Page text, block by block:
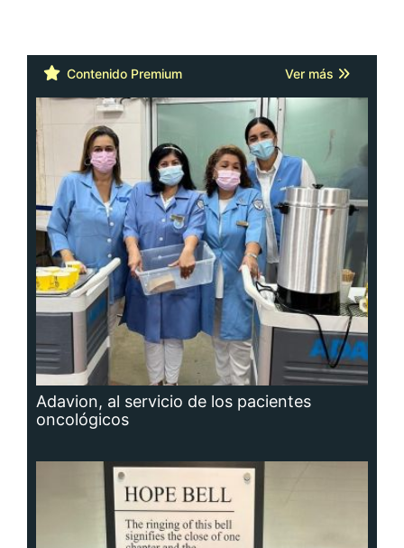
Contenido Premium Ver más
Adavion, al servicio de los pacientes
oncológicos